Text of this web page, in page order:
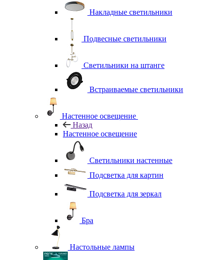
Накладные светильники
Подвесные светильники
Светильники на штанге
Встраиваемые светильники
Настенное освещение
Назад
Настенное освещение
Светильники настенные
Подсветка для картин
Подсветка для зеркал
Бра
Настольные лампы